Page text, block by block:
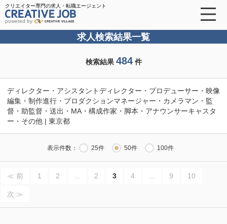
クリエイター専門の求人・転職エージェント
powered by
求人検索結果一覧
検索結果 484件
ディレクター・アシスタントディレクター・プロデューサー・映像
編集・制作進行・プロダクションマネージャー・カメラマン・監
督・助監督・送出・MA・構成作家・脚本・アナウンサーキャスタ
ー・その他 | 東京都
表示件数： 25件 50件 100件
≪ 前 1 2 2 3 4 9 10
次 ≫